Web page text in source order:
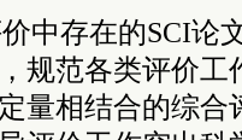
中存在的SCI论
规范各类评价工
量相结合的综合